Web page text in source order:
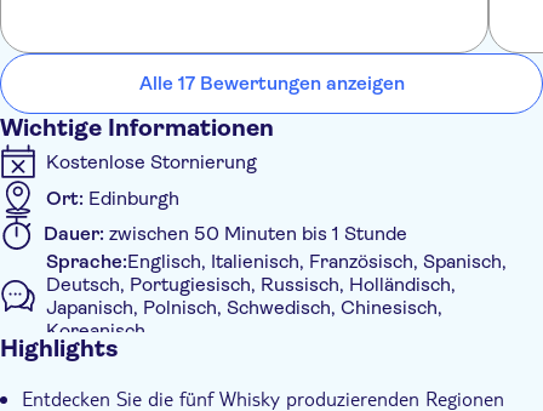
Hause. Diese Tour ist ideal für Whisky-Einsteiger und Familien
und bietet für jeden etwas (alkoholfreie Getränke sind
ebenfalls erhältlich).Alle 17 Bewertungen anzeigen
Wichtige Informationen
Kostenlose Stornierung
Ort: Edinburgh
Dauer: zwischen 50 Minuten bis 1 Stunde
Sprache:Englisch, Italienisch, Französisch, Spanisch,
Deutsch, Portugiesisch, Russisch, Holländisch,
Japanisch, Polnisch, Schwedisch, Chinesisch,
Koreanisch
Digitale Tickets
Zusätzliche Informationen
Highlights
Entdecken Sie die fünf Whisky produzierenden Regionen